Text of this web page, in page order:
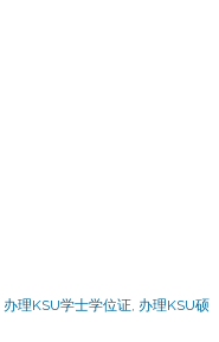
办理KSU学士学位证, 办理KSU硕